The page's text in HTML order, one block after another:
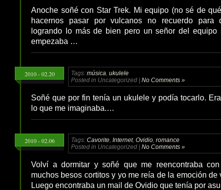
Anoche soñé con Star Trek. Mi equipo (no sé de
hacernos pasar por vulcanos no recuerdo para
logrando lo más de bien pero un señor del equipo
empezaba …
2010 - 02.20 Tags: música ukulele
Posted in Uncategorized | No Comments »
Soñé que por fin tenía un ukulele y podía tocarlo.
lo que me imaginaba.…
2010 - 02.06 Tags: Cavorite Internet, Ovidio romance
Posted in Uncategorized | No Comments »
Volví a dormitar y soñé que me reencontraba
muchos besos cortitos y yo me reía de la emoción de
Luego encontraba un mail de Ovidio que tenía por